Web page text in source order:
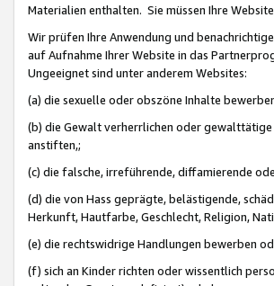
Materialien enthalten. Sie müssen Ihre
Wir prüfen Ihre Anwendung und
auf Aufnahme Ihrer Website in das
Ungeeignet sind unter anderem Websites:
(a) die sexuelle oder obszöne Inhalte
(b) die Gewalt verherrlichen oder
anstiften,;
(c) die falsche, irreführende, diffamierende
(d) die von Hass geprägte, belästigende,
Herkunft, Hautfarbe, Geschlecht, Religion,
(e) die rechtswidrige Handlungen bewerben
(f) sich an Kinder richten oder wissentlich